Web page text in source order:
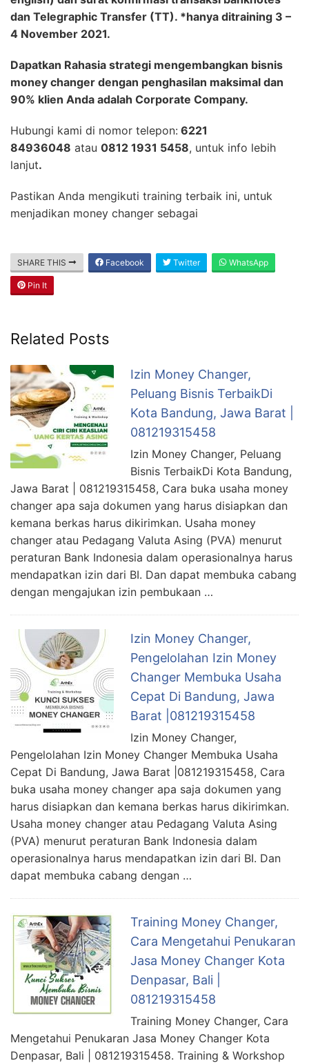
dan Telegraphic Transfer (TT). *hanya ditraining 3 –
4 November 2021.
Dapatkan Rahasia strategi mengembangkan bisnis
money changer dengan penghasilan maksimal dan
90% klien Anda adalah Corporate Company.
Hubungi kami di nomor telepon: 6221
84936048 atau 0812 1931 5458, untuk info lebih
lanjut.
Pastikan Anda mengikuti training terbaik ini, untuk
menjadikan money changer sebagai
SHARE THIS Facebook Twitter WhatsApp
Pin It
Related Posts
Izin Money Changer,
Peluang Bisnis TerbaikDi
Kota Bandung, Jawa Barat |
081219315458
Izin Money Changer, Peluang
Bisnis TerbaikDi Kota Bandung,
Jawa Barat | 081219315458, Cara buka usaha money
changer apa saja dokumen yang harus disiapkan dan
kemana berkas harus dikirimkan. Usaha money
changer atau Pedagang Valuta Asing (PVA) menurut
peraturan Bank Indonesia dalam operasionalnya harus
mendapatkan izin dari BI. Dan dapat membuka cabang
dengan mengajukan izin pembukaan …
Izin Money Changer,
Pengelolahan Izin Money
Changer Membuka Usaha
Cepat Di Bandung, Jawa
Barat |081219315458
Izin Money Changer,
Pengelolahan Izin Money Changer Membuka Usaha
Cepat Di Bandung, Jawa Barat |081219315458, Cara
buka usaha money changer apa saja dokumen yang
harus disiapkan dan kemana berkas harus dikirimkan.
Usaha money changer atau Pedagang Valuta Asing
(PVA) menurut peraturan Bank Indonesia dalam
operasionalnya harus mendapatkan izin dari BI. Dan
dapat membuka cabang dengan …
Training Money Changer,
Cara Mengetahui Penukaran
Jasa Money Changer Kota
Denpasar, Bali |
081219315458
Training Money Changer, Cara
Mengetahui Penukaran Jasa Money Changer Kota
Denpasar, Bali | 081219315458. Training & Workshop